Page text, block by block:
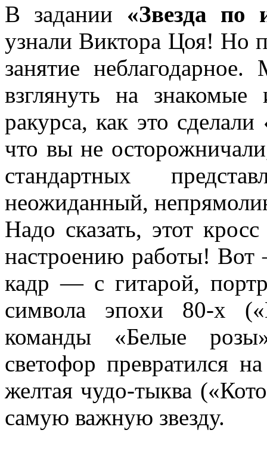
В задании «Звезда по
узнали Виктора Цоя! Но
занятие
взглянуть на
ракурса, как это
что вы не
стандартных
неожиданный,
Надо сказать, этот
настроению работы!
кадр — с гитарой,
символа эпохи 80-х
команды «Белые
светофор превратился
желтая чудо-тыква
самую важную звезду.